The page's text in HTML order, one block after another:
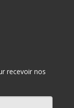
recevoir nos